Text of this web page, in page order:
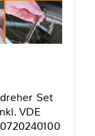
Set
VDE